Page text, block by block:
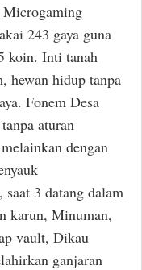
Microgaming
243 gaya guna
koin. Inti tanah
hewan hidup tanpa
Fonem Desa
aturan
dengan
3 datang dalam
karun, Minuman,
vault, Dikau
ganjaran